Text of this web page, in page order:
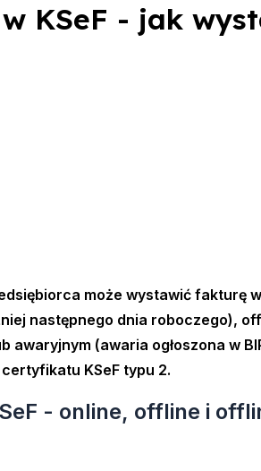
KSeF - jak
może wystawić
następnego dnia roboczego),
awaryjnym (awaria ogłoszona w
KSeF typu 2.
- online, offline i